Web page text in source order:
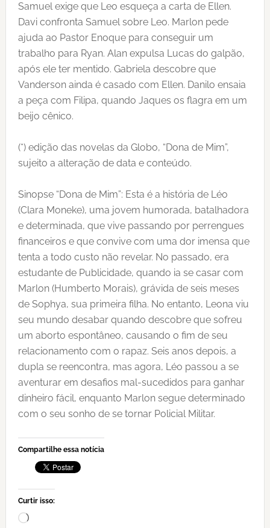
Samuel exige que Leo esqueça a carta de Ellen.
Davi confronta Samuel sobre Leo. Marlon pede
ajuda ao Pastor Enoque para conseguir um
trabalho para Ryan. Alan expulsa Lucas do galpão,
após ele ter mentido. Gabriela descobre que
Vanderson ainda é casado com Ellen. Danilo ensaia
a peça com Filipa, quando Jaques os flagra em um
beijo cênico.
(*) edição das novelas da Globo, “Dona de Mim”,
sujeito a alteração de data e conteúdo.
Sinopse “Dona de Mim”: Esta é a história de Léo
(Clara Moneke), uma jovem humorada, batalhadora
e determinada, que vive passando por perrengues
financeiros e que convive com uma dor imensa que
tenta a todo custo não revelar. No passado, era
estudante de Publicidade, quando ia se casar com
Marlon (Humberto Morais), grávida de seis meses
de Sophya, sua primeira filha. No entanto, Leona viu
seu mundo desabar quando descobre que sofreu
um aborto espontâneo, causando o fim de seu
relacionamento com o rapaz. Seis anos depois, a
dupla se reencontra, mas agora, Léo passou a se
aventurar em desafios mal-sucedidos para ganhar
dinheiro fácil, enquanto Marlon segue determinado
com o seu sonho de se tornar Policial Militar.
Compartilhe essa notícia
Curtir isso:
Carregando...